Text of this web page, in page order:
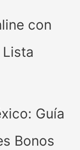
con
Lista
Guía
Bonos